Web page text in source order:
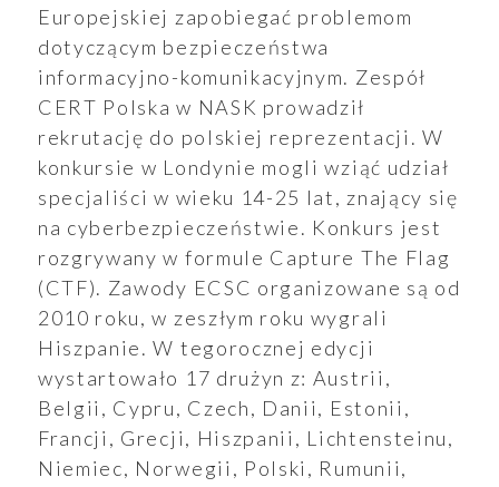
Wyszukiwarka
Europejskiej zapobiegać problemom
dotyczącym bezpieczeństwa
informacyjno-komunikacyjnym. Zespół
CERT Polska w NASK prowadził
rekrutację do polskiej reprezentacji. W
konkursie w Londynie mogli wziąć udział
specjaliści w wieku 14-25 lat, znający się
na cyberbezpieczeństwie. Konkurs jest
rozgrywany w formule Capture The Flag
(CTF). Zawody ECSC organizowane są od
2010 roku, w zeszłym roku wygrali
Hiszpanie. W tegorocznej edycji
wystartowało 17 drużyn z: Austrii,
Belgii, Cypru, Czech, Danii, Estonii,
Francji, Grecji, Hiszpanii, Lichtensteinu,
Niemiec, Norwegii, Polski, Rumunii,